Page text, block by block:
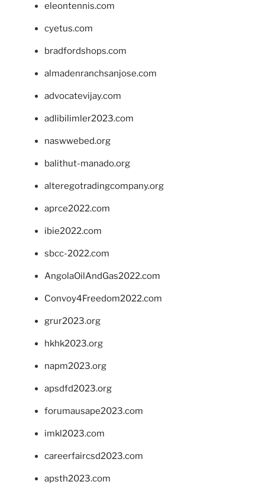
eleontennis.com
cyetus.com
bradfordshops.com
almadenranchsanjose.com
advocatevijay.com
adlibilimler2023.com
naswwebed.org
balithut-manado.org
alteregotradingcompany.org
aprce2022.com
ibie2022.com
sbcc-2022.com
AngolaOilAndGas2022.com
Convoy4Freedom2022.com
grur2023.org
hkhk2023.org
napm2023.org
apsdfd2023.org
forumausape2023.com
imkl2023.com
careerfaircsd2023.com
apsth2023.com